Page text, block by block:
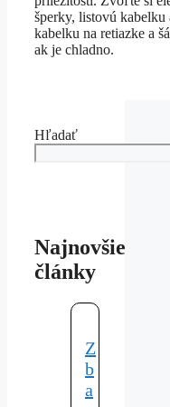
šperky, listovú kabelku
kabelku na retiazke a
ak je chladno.
Hľadať
Najnovšie
články
Z
b
a